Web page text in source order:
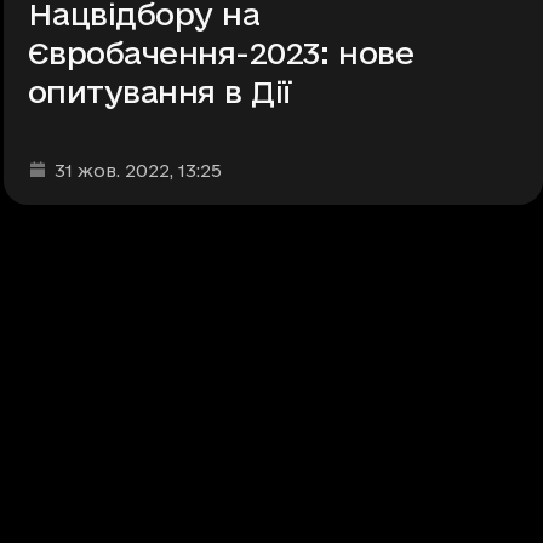
Нацвідбору на
Євробачення-2023: нове
опитування в Дії
Дата та час публікації
31 жов. 2022, 13:25